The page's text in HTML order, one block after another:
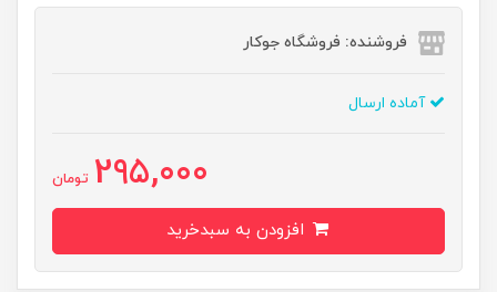
فروشنده: فروشگاه جوکار
آماده ارسال
295,000 تومان